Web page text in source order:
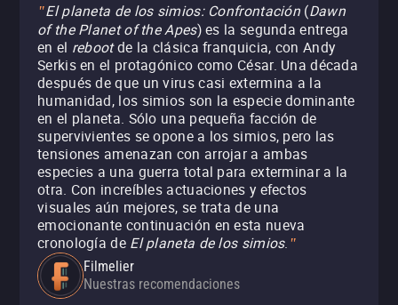
"El planeta de los simios: Confrontación (Dawn
of the Planet of the Apes)es la segunda entrega
en el rebootde la clásica franquicia, con Andy
Serkis en el protagónico como César. Una década
después de que un virus casi extermina a la
humanidad, los simios son la especie dominante
en el planeta. Sólo una pequeña facción de
supervivientes se opone a los simios, pero las
tensiones amenazan con arrojar a ambas
especies a una guerra total para exterminar a la
otra. Con increíbles actuaciones y efectos
visuales aún mejores, se trata de una
emocionante continuación en esta nueva
cronología de El planeta de los simios. "
Filmelier
Nuestras recomendaciones